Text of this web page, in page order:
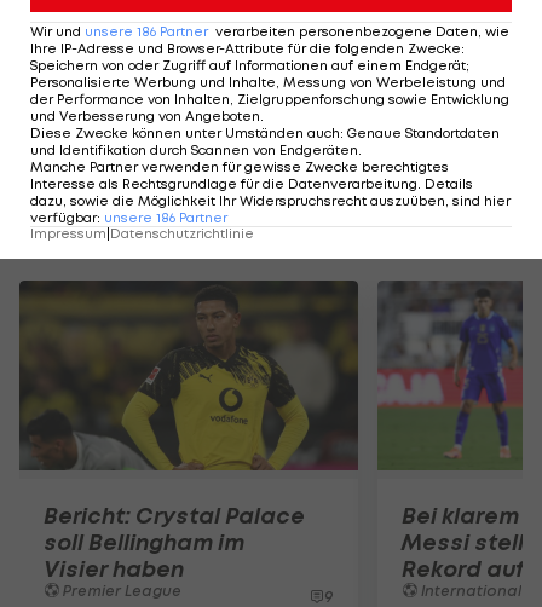
Mehr zum Thema
Bericht: Crystal Palace
soll Bellingham im
Visier haben
Premier League 9
Bei klarem
Messi stellt
Rekord auf
International
Wir und unsere 186 Partner verarbeiten personenbezogene Daten, wie
Ihre IP-Adresse und Browser-Attribute für die folgenden Zwecke:
Speichern von oder Zugriff auf Informationen auf einem Endgerät;
Personalisierte Werbung und Inhalte, Messung von Werbeleistung und
der Performance von Inhalten, Zielgruppenforschung sowie Entwicklung
und Verbesserung von Angeboten
Diese Zwecke können unter Umständen auch: Genaue Standortdaten
und Identifikation durch Scannen von Endgeräten
Manche Partner verwenden für gewisse Zwecke berechtigtes
Interesse als Rechtsgrundlage für die Datenverarbeitung. Details
dazu, sowie die Möglichkeit Ihr Widerspruchsrecht auszuüben, sind hier
verfügbar: unsere 186 Partner
Impressum|Datenschutzrichtlinie